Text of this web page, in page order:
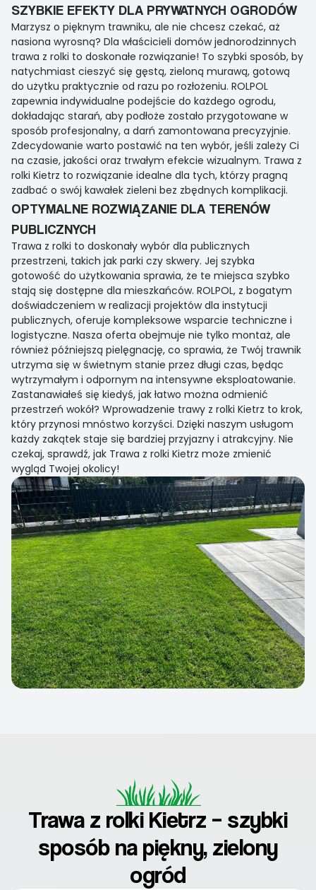
SZYBKIE EFEKTY DLA PRYWATNYCH OGRODÓW
Marzysz o pięknym trawniku, ale nie chcesz czekać, aż
nasiona wyrosną? Dla właścicieli domów jednorodzinnych
trawa z rolki to doskonałe rozwiązanie! To szybki sposób, by
natychmiast cieszyć się gęstą, zieloną murawą, gotową
do użytku praktycznie od razu po rozłożeniu. ROLPOL
zapewnia indywidualne podejście do każdego ogrodu,
dokładając starań, aby podłoże zostało przygotowane w
sposób profesjonalny, a darń zamontowana precyzyjnie.
Zdecydowanie warto postawić na ten wybór, jeśli zależy Ci
na czasie, jakości oraz trwałym efekcie wizualnym. Trawa z
rolki Kietrz to rozwiązanie idealne dla tych, którzy pragną
zadbać o swój kawałek zieleni bez zbędnych komplikacji.
OPTYMALNE ROZWIĄZANIE DLA TERENÓW
PUBLICZNYCH
Trawa z rolki to doskonały wybór dla publicznych
przestrzeni, takich jak parki czy skwery. Jej szybka
gotowość do użytkowania sprawia, że te miejsca szybko
stają się dostępne dla mieszkańców. ROLPOL, z bogatym
doświadczeniem w realizacji projektów dla instytucji
publicznych, oferuje kompleksowe wsparcie techniczne i
logistyczne. Nasza oferta obejmuje nie tylko montaż, ale
również późniejszą pielęgnację, co sprawia, że Twój trawnik
utrzyma się w świetnym stanie przez długi czas, będąc
wytrzymałym i odpornym na intensywne eksploatowanie.
Zastanawiałeś się kiedyś, jak łatwo można odmienić
przestrzeń wokół? Wprowadzenie trawy z rolki Kietrz to krok,
który przynosi mnóstwo korzyści. Dzięki naszym usługom
każdy zakątek staje się bardziej przyjazny i atrakcyjny. Nie
czekaj, sprawdź, jak Trawa z rolki Kietrz może zmienić
wygląd Twojej okolicy!
Trawa z rolki Kietrz – szybki
sposób na piękny, zielony
ogród